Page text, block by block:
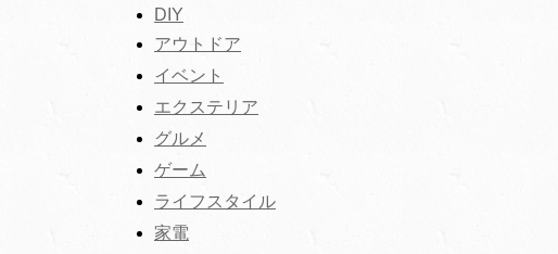
DIY
アウトドア
イベント
エクステリア
グルメ
ゲーム
ライフスタイル
家電